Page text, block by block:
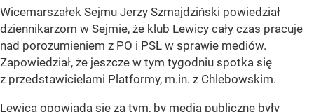
Wicemarszałek Sejmu Jerzy Szmajdziński powiedział
dziennikarzom w Sejmie, że klub Lewicy cały czas pracuje
nad porozumieniem z PO i PSL w sprawie mediów.
Zapowiedział, że jeszcze w tym tygodniu spotka się
z przedstawicielami Platformy, m.in. z Chlebowskim.
Lewica opowiada się za tym, by media publiczne były